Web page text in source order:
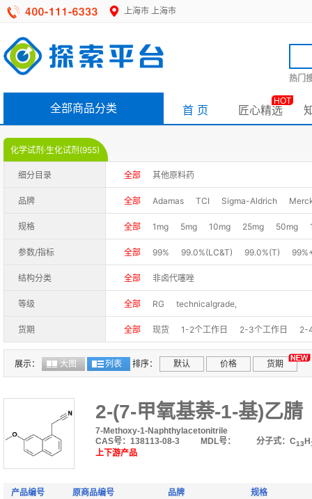
上海市 上海市
热门
全部商品分类 首 页 匠心精选
HOT
化学试剂·生化试剂(955)
细分目录 全部 其他原料药
品牌 全部 Adamas TCI Sigma-Aldrich
规格 全部 1mg 5mg 10mg 25mg 50mg
50g
100G 100g 100GR 250g 500g
参数/指标 全部 99% 99.0%(LC&T) 99.0%(T)
98.0%(LC&T)
98.0%(GC&T)
98%(LC-MS)
98%+(LC-MS)
98%(GC-MS)
97%+(GC-MS)
97%+, 97%(GC-MS)
95%(LC-MS)
90% ≥800u/mg 1000μg/
结构分类 全部 非卤代噻唑
等级 全部 RG technicalgrade,
货期 全部 现货 1-2个工作日 2-3个工作日
2-
40-50个工作日
期货
展示：
大图 列表 排序： 默认 价格 货期
2-(7-甲氧基萘-1-基)乙腈
7-Methoxy-1-Naphthylacetonitrile
CAS号：138113-08-3
MDL号： 分子式：C13 H
上下游产品
产品编号 原商品编号 品牌 规格